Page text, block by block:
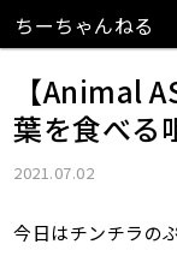
ちーちゃんねる
【Animal
葉を食べる
2021.07.02
今日はチンチラの